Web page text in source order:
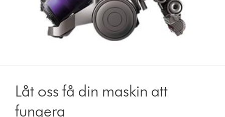
Låt oss få din maskin att
fungera